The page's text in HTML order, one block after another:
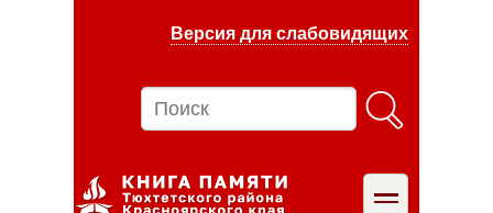
Версия для слабовидящих
Поиск
toggle